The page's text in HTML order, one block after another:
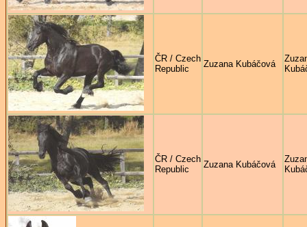
ČR / Czech
Republic
Zuzana Kubáčová
ČR / Czech
Republic
Zuzana Kubáčová